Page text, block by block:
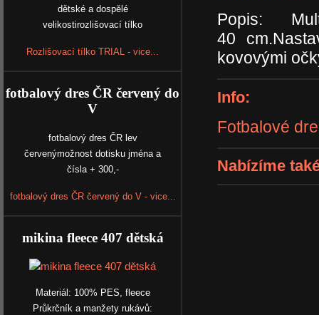
dětské a dospělé
velikostirozlišovací tílko
Rozlišovací tílko TRIAL - vice...
fotbalový dres ČR červený do
V
fotbalový dres ČR lev
červenýmožnost dotisku jména a
čísla + 300,-
fotbalový dres ČR červený do V - vice...
mikina fleece 407 dětská
Materiál: 100% PES, fleece
Průkrčník a manžety rukávů:
Popis:
40
kovovými
Info:
Fotbalové
Nabízíme